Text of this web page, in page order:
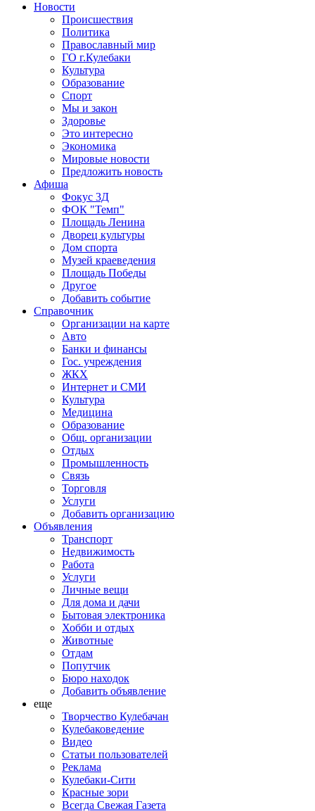
Новости
Происшествия
Политика
Православный мир
ГО г.Кулебаки
Культура
Образование
Спорт
Мы и закон
Здоровье
Это интересно
Экономика
Мировые новости
Предложить новость
Афиша
Фокус 3Д
ФОК "Темп"
Площадь Ленина
Дворец культуры
Дом спорта
Музей краеведения
Площадь Победы
Другое
Добавить событие
Справочник
Организации на карте
Авто
Банки и финансы
Гос. учреждения
ЖКХ
Интернет и СМИ
Культура
Медицина
Образование
Общ. организации
Отдых
Промышленность
Связь
Торговля
Услуги
Добавить организацию
Объявления
Транспорт
Недвижимость
Работа
Услуги
Личные вещи
Для дома и дачи
Бытовая электроника
Хобби и отдых
Животные
Отдам
Попутчик
Бюро находок
Добавить объявление
еще
Творчество Кулебачан
Кулебаковедение
Видео
Статьи пользователей
Реклама
Кулебаки-Сити
Красные зори
Всегда Свежая Газета